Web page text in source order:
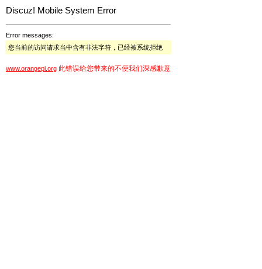
Discuz! Mobile System Error
Error messages:
您当前的访问请求当中含有非法字符，已经被系统拒绝
www.orangepi.org 此错误给您带来的不便我们深感歉意